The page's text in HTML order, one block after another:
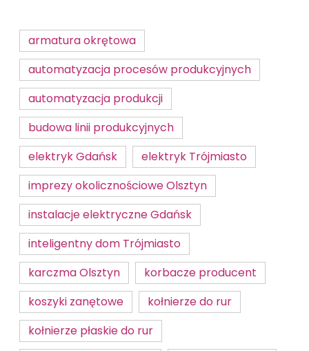
armatura okrętowa
automatyzacja procesów produkcyjnych
automatyzacja produkcji
budowa linii produkcyjnych
elektryk Gdańsk
elektryk Trójmiasto
imprezy okolicznościowe Olsztyn
instalacje elektryczne Gdańsk
inteligentny dom Trójmiasto
karczma Olsztyn
korbacze producent
koszyki zanętowe
kołnierze do rur
kołnierze płaskie do rur